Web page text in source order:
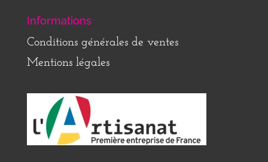
Informations
Conditions générales de ventes
Mentions légales